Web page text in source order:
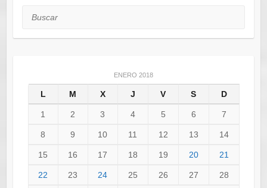
Buscar
ENERO 2018
L M X J V S D
1 2 3 4 5 6 7
8 9 10 11 12 13 14
15 16 17 18 19 20 21
22 23 24 25 26 27 28